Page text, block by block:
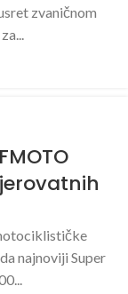
zvaničnom
najnoviji Super